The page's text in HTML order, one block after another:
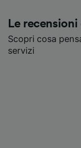
Le
Scopri cosa
servizi